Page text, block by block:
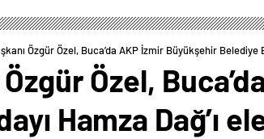
Özgür Özel, Buca’da AKP İzmir Büyükşehir Belediye
Özgür Özel,
Hamza Dağ’ı